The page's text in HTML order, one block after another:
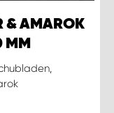
& AMAROK
MM